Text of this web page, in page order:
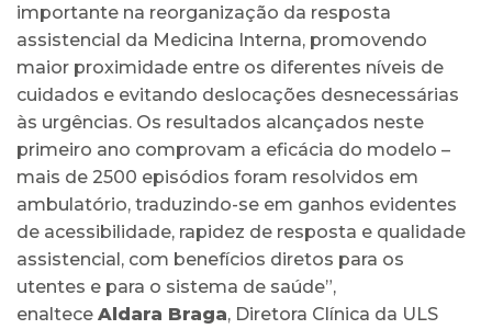
importante na reorganização da resposta
assistencial da Medicina Interna, promovendo
maior proximidade entre os diferentes níveis de
cuidados e evitando deslocações desnecessárias
às urgências. Os resultados alcançados neste
primeiro ano comprovam a eficácia do modelo –
mais de 2500 episódios foram resolvidos em
ambulatório, traduzindo-se em ganhos evidentes
de acessibilidade, rapidez de resposta e qualidade
assistencial, com benefícios diretos para os
utentes e para o sistema de saúde”,
enaltece Aldara Braga, Diretora Clínica da ULS